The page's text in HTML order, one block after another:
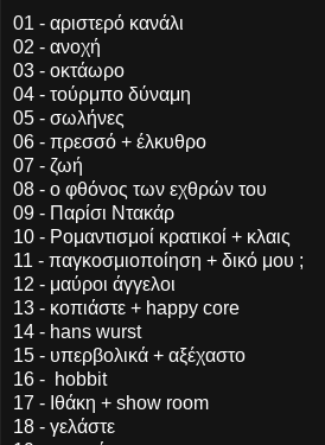
01 - αριστερό κανάλι
02 - ανοχή
03 - οκτάωρο
04 - τούρμπο δύναμη
05 - σωλήνες
06 - πρεσσό + έλκυθρο
07 - ζωή
08 - ο φθόνος των εχθρών του
09 - Παρίσι Ντακάρ
10 - Ρομαντισμοί κρατικοί + κλαις
11 - παγκοσμιοποίηση + δικό μου ;
12 - μαύροι άγγελοι
13 - κοπιάστε + happy core
14 - hans wurst
15 - υπερβολικά + αξέχαστο
16 - hobbit
17 - Ιθάκη + show room
18 - γελάστε